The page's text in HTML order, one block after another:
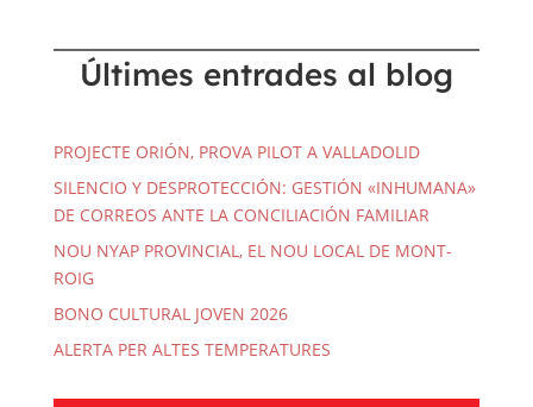
Últimes entrades al blog
PROJECTE ORIÓN, PROVA PILOT A VALLADOLID
SILENCIO Y DESPROTECCIÓN: GESTIÓN «INHUMANA»
DE CORREOS ANTE LA CONCILIACIÓN FAMILIAR
NOU NYAP PROVINCIAL, EL NOU LOCAL DE MONT-
ROIG
BONO CULTURAL JOVEN 2026
ALERTA PER ALTES TEMPERATURES